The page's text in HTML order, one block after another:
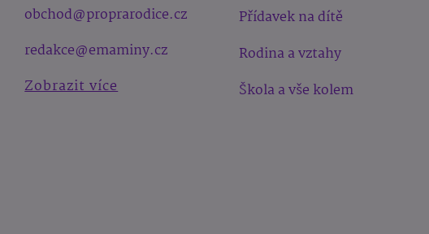
obchod@proprarodice.cz
redakce@emaminy.cz
Zobrazit více
Přídavek na dítě
Rodina a vztahy
Škola a vše kolem